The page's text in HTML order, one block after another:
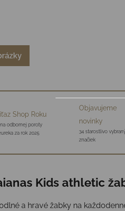
Shop Roku
odbornej poroty
za rok 2025
Objavujeme
novinky
34 starostlivo
značiek
Kids athletic
a hravé žabky na